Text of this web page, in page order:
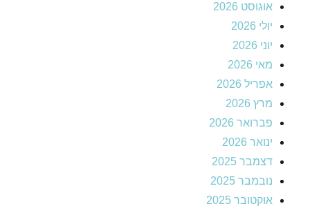
אוגוסט 2026
יולי 2026
יוני 2026
מאי 2026
אפריל 2026
מרץ 2026
פברואר 2026
ינואר 2026
דצמבר 2025
נובמבר 2025
אוקטובר 2025